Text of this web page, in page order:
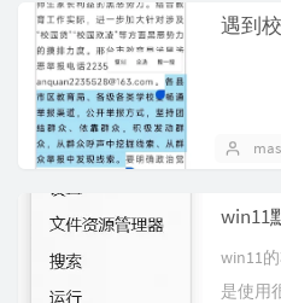
win11
win11
是使用